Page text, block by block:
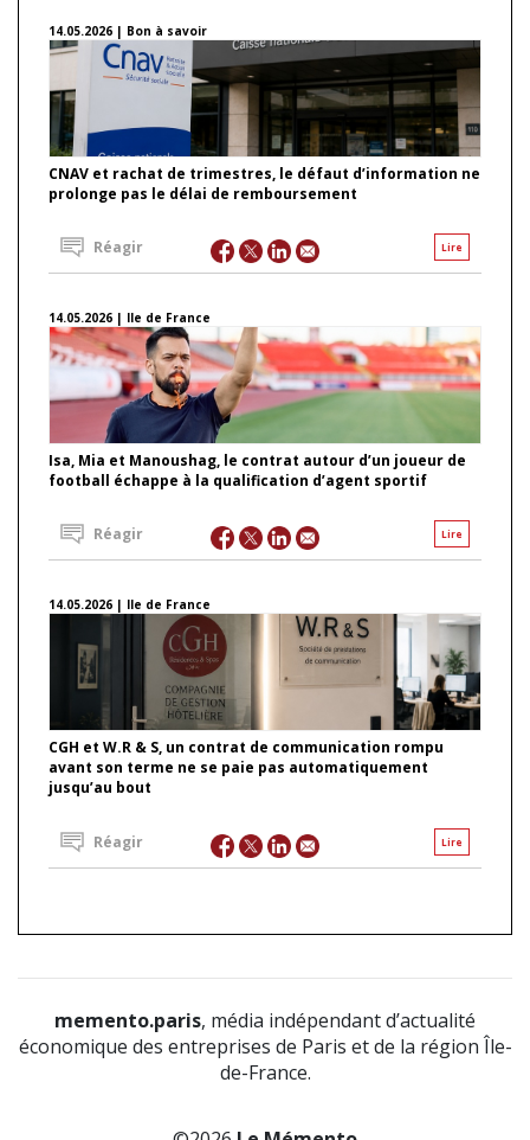
14.05.2026 | Bon à savoir
CNAV et rachat de trimestres, le défaut d’information ne
prolonge pas le délai de remboursement
Lire
Réagir
14.05.2026 | Ile de France
Isa, Mia et Manoushag, le contrat autour d’un joueur de
football échappe à la qualification d’agent sportif
Lire
Réagir
14.05.2026 | Ile de France
CGH et W.R & S, un contrat de communication rompu
avant son terme ne se paie pas automatiquement
jusqu’au bout
Lire
Réagir
memento.paris, média indépendant d’actualité
économique des entreprises de Paris et de la région Île-
de-France.